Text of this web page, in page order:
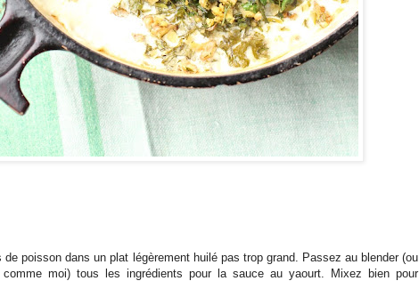
de poisson dans un plat légèrement huilé pas trop grand. Passez au blender (ou
comme moi) tous les ingrédients pour la sauce au yaourt. Mixez bien pour